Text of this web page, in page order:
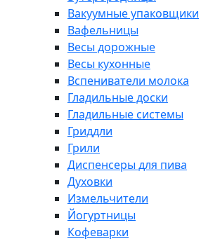
Вакуумные упаковщики
Вафельницы
Весы дорожные
Весы кухонные
Вспениватели молока
Гладильные доски
Гладильные системы
Гриддли
Грили
Диспенсеры для пива
Духовки
Измельчители
Йогуртницы
Кофеварки